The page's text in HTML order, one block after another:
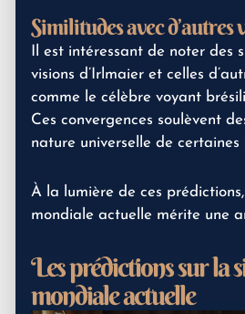
Similitudes avec d’autres
Il est intéressant de noter des
visions d’Irlmaier et celles
comme le célèbre voyant
Ces convergences soulèvent
nature universelle de certaines
À la lumière de ces
mondiale actuelle mérite une
Les prédictions sur la
mondiale actuelle